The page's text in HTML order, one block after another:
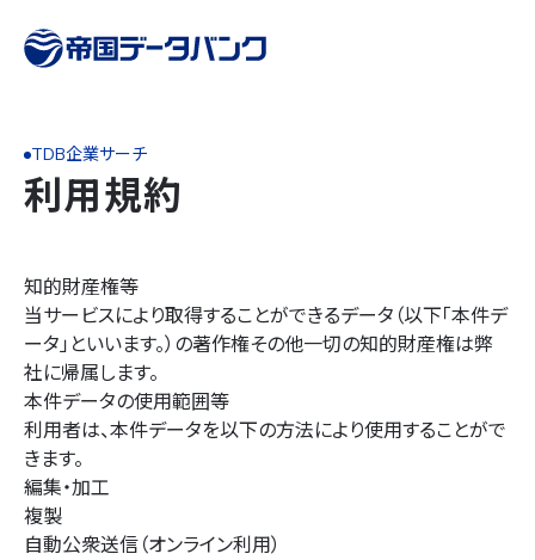
TDB企業サーチ
利用規約
知的財産権等
当サービスにより取得することができるデータ（以下「本件デ
ータ」といいます。）の著作権その他一切の知的財産権は弊
社に帰属します。
本件データの使用範囲等
利用者は、本件データを以下の方法により使用することがで
きます。
編集・加工
複製
自動公衆送信（オンライン利用）